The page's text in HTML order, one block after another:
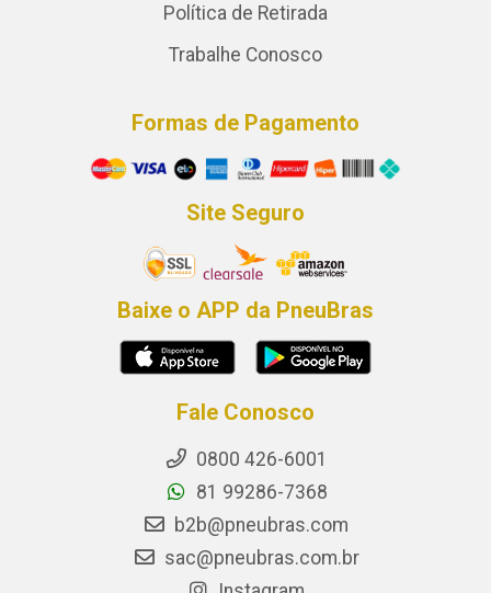
Política de Retirada
Trabalhe Conosco
Formas de Pagamento
Site Seguro
Baixe o APP da PneuBras
Fale Conosco
0800 426-6001
81 99286-7368
b2b@pneubras.com
sac@pneubras.com.br